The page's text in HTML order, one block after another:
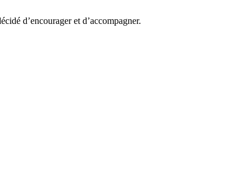
d’encourager et d’accompagner.